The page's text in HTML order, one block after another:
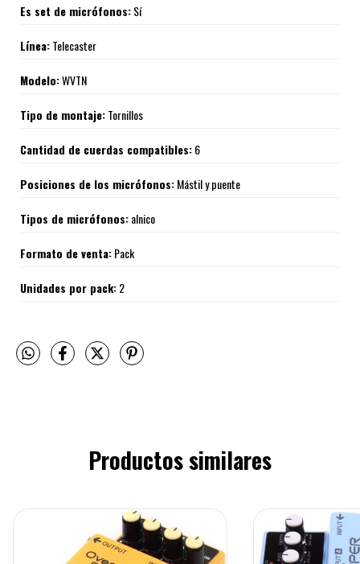
Es set de micrófonos:Sí
Línea:Telecaster
Modelo:WVTN
Tipo de montaje:Tornillos
Cantidad de cuerdas compatibles:6
Posiciones de los micrófonos:Mástil y puente
Tipos de micrófonos:alnico
Formato de venta:Pack
Unidades por pack:2
Productos similares